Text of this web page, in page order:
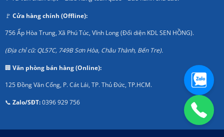
🚩 Cửa hàng chính (Offline):
756 Ấp Hòa Trung, Xã Phú Túc, Vĩnh Long (Đối diện KDL SEN HỒNG).
(Địa chỉ cũ: QL57C, 749B Sơn Hòa, Châu Thành, Bến Tre).
🏢 Văn phòng bán hàng (Online):
125 Đồng Văn Cống, P. Cát Lái, TP. Thủ Đức, TP.HCM.
📞 Zalo/SĐT:0396 929 756